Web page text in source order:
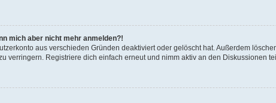
mich aber nicht mehr anmelden?!
aus verschieden Gründen deaktiviert oder gelöscht hat. Außerdem
verringern. Registriere dich einfach erneut und nimm aktiv an den Diskussionen